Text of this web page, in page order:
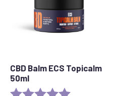
CBD Balm ECS Topicalm
50ml
Rating: